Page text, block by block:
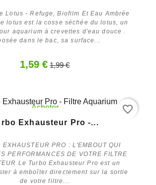
Lotus - Refuge, Biofilm Et Eau Ambrée
lotus est la cosse séchée du lotus, un
aquarium à crevettes d'eau douce .
dans le bac, sa surface...
1,59 € 1,99 €
Acheter
Exhausteur Pro -...
EXHAUSTEUR PRO : L'EMBOUT QUI
PERFORMANCES DE VOTRE FILTRE
Le Turbo Exhausteur Pro est un
à emboîter directement sur la sortie
de votre filtre...
favorite_border